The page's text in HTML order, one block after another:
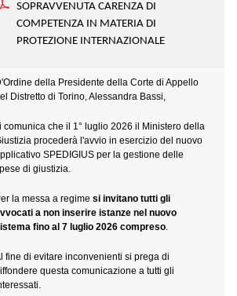
SOPRAVVENUTA CARENZA DI
COMPETENZA IN MATERIA DI
PROTEZIONE INTERNAZIONALE
della Presidente della Corte di Appello
Distretto di Torino, Alessandra Bassi,
comunica che il 1° luglio 2026 il Ministero della
procederà l'avvio in esercizio del nuovo
SPEDIGIUS per la gestione delle
di giustizia.
la messa a regime si invitano tutti gli
a non inserire istanze nel nuovo
fino al 7 luglio 2026 compreso.
fine di evitare inconvenienti si prega di
questa comunicazione a tutti gli